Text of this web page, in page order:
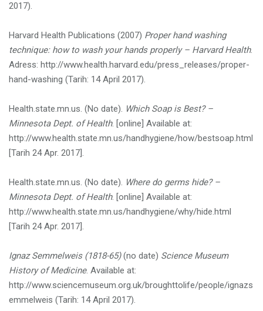
2017).
Harvard Health Publications (2007) Proper hand washing
technique: how to wash your hands properly – Harvard Health.
Adress: http://www.health.harvard.edu/press_releases/proper-
hand-washing (Tarih: 14 April 2017).
Health.state.mn.us. (No date). Which Soap is Best? –
Minnesota Dept. of Health. [online] Available at:
http://www.health.state.mn.us/handhygiene/how/bestsoap.html
[Tarih 24 Apr. 2017].
Health.state.mn.us. (No date). Where do germs hide? –
Minnesota Dept. of Health. [online] Available at:
http://www.health.state.mn.us/handhygiene/why/hide.html
[Tarih 24 Apr. 2017].
Ignaz Semmelweis (1818-65)(no date) Science Museum
History of Medicine. Available at:
http://www.sciencemuseum.org.uk/broughttolife/people/ignazs
emmelweis (Tarih: 14 April 2017).